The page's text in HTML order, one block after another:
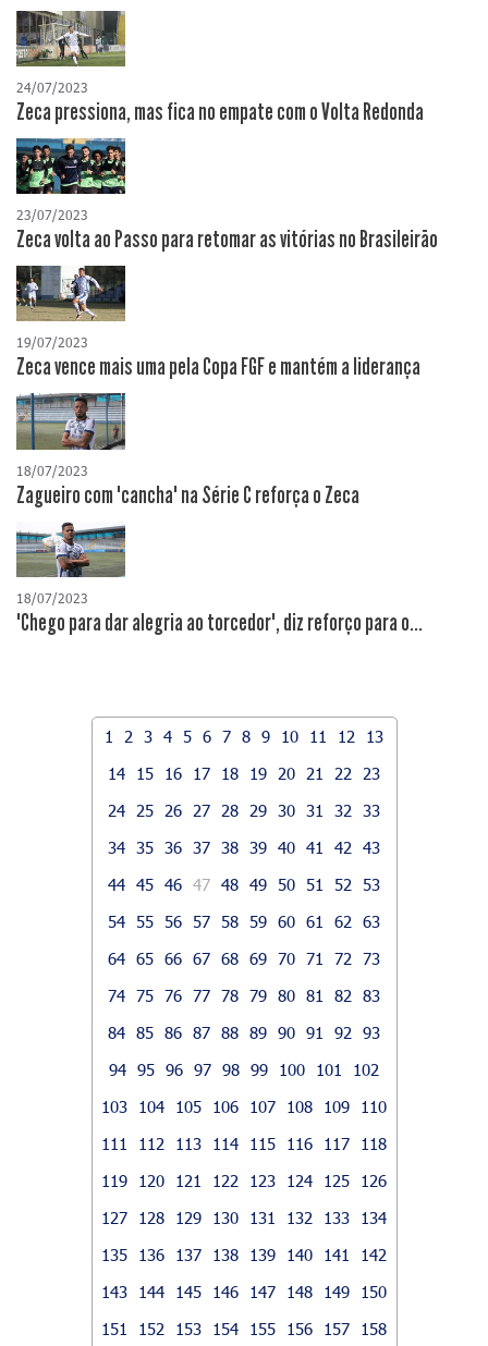
24/07/2023
Zeca pressiona, mas fica no empate com o Volta Redonda
23/07/2023
Zeca volta ao Passo para retomar as vitórias no Brasileirão
19/07/2023
Zeca vence mais uma pela Copa FGF e mantém a liderança
18/07/2023
Zagueiro com "cancha" na Série C reforça o Zeca
18/07/2023
"Chego para dar alegria ao torcedor", diz reforço para o...
1 2 3 4 5 6 7 8 9 10 11 12
13
14
15 16 17 18 19 20 21 22
23
24
25 26 27 28 29 30 31 32
33
34 35 36 37 38 39 40 41 42
43
44 45 46 47 48 49 50 51 52
53
54 55 56 57 58 59 60 61 62
63
64 65 66 67 68 69 70 71 72
73
74 75 76 77 78 79 80 81 82
83
84 85 86 87 88 89 90 91 92
93
94 95 96 97 98 99 100 101
102
103
104 105 106 107 108 109
110
111
112 113 114 115 116 117
118
119
120 121 122 123 124 125
126
127
128 129 130 131 132 133
134
135
136 137 138 139 140 141
142
143
144 145 146 147 148 149
150
151
152 153 154 155 156 157
158